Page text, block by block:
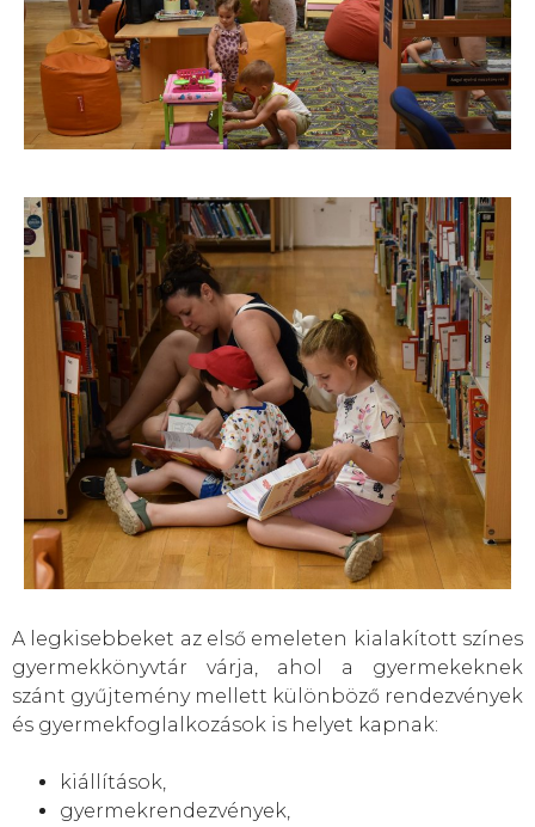
A legkisebbeket az első emeleten kialakított színes
gyermekkönyvtár várja, ahol a gyermekeknek
szánt gyűjtemény mellett különböző rendezvények
és gyermekfoglalkozások is helyet kapnak:
kiállítások,
gyermekrendezvények,